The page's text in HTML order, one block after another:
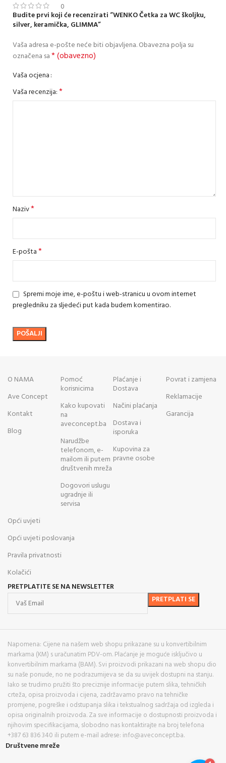
0
Budite prvi koji će recenzirati “WENKO Četka za WC školjku,
silver, keramička, GLIMMA”
Vaša adresa e-pošte neće biti objavljena.Obavezna polja su
označena sa* (obavezno)
Vaša ocjena
Vaša recenzija:*
Naziv*
E-pošta*
Spremi moje ime, e-poštu i web-stranicu u ovom internet
pregledniku za sljedeći put kada budem komentirao.
O NAMA
Ave Concept
Kontakt
Blog
Pomoć
korisnicima
Kako kupovati
na
aveconcept.ba
Narudžbe
telefonom, e-
mailom ili putem
društvenih mreža
Dogovori uslugu
ugradnje ili
servisa
Plaćanje i
Dostava
Načini plaćanja
Dostava i
isporuka
Kupovina za
pravne osobe
Povrat i zamjena
Reklamacije
Garancija
Opći uvjeti
Opći uvjeti poslovanja
Pravila privatnosti
Kolačići
PRETPLATITE SE NA NEWSLETTER
Napomena: Cijene na našem web shopu prikazane su u konvertibilnim
markama (KM) s uračunatim PDV-om. Plaćanje je moguće isključivo u
konvertibilnim markama (BAM). Svi proizvodi prikazani na web shopu dio
su naše ponude, no ne podrazumijeva se da su uvijek dostupni na stanju.
Iako se trudimo pružiti što preciznije informacije putem slika, tehničkih
crteža, opisa proizvoda i cijena, zadržavamo pravo na tehničke
promjene, pogreške i odstupanja slika i tekstualnog sadržaja od izgleda i
opisa originalnih proizvoda. Za sve informacije o dostupnosti proizvoda i
njihovim specifikacijama, slobodno nas kontaktirajte na broj telefona
+387 63 836 340 ili putem e-mail adrese: info@aveconcept.ba.
Društvene mreže